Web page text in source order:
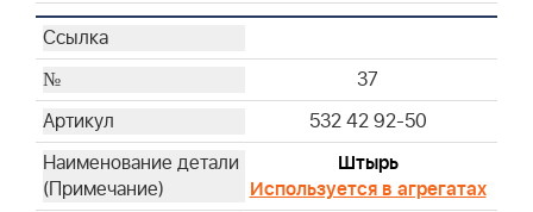
37
532 42 92-50
Штырь
Используется в агрегатах